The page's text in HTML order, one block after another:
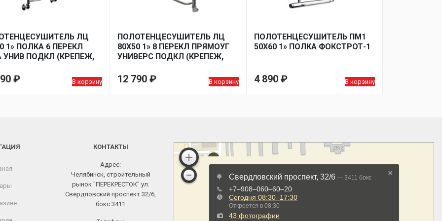
ЛЦ
1» ПОЛКА 6 ПЕРЕКЛ
УНИВ ПОДКЛ (КРЕПЕЖ,
₽ В корзину
ПОЛОТЕНЦЕСУШИТЕЛЬ ЛЦ
80Х50 1» 8 ПЕРЕКЛ ПРЯМОУГ
УНИВЕРС ПОДКЛ (КРЕПЕЖ,
12 790 ₽ В корзину
ПОЛОТЕНЦЕСУШИТЕЛЬ ПМ1
50Х60 1» ПОЛКА ФОКСТРОТ-1
4 890 ₽ В корзину
КОНТАКТЫ
Адрес:
Челябинск, строительный
рынок "ПЕРЕКРЕСТОК" ул.
Свердловский проспект 32/6,
бокс 3411